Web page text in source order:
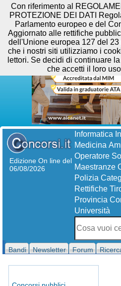
Edizione On line del
06/08/2026
Informatica
Medicina
Operatore
Maestranze
Polizia
Rettifiche
Provincia
Università
Bandi Newsletter Forum
Con riferimento al
PROTEZIONE DEI DATI
Parlamento europeo e del
Aggiornato alle rettifiche
dell'Unione europea 127 del
che i nostri siti utilizziamo i
lettori. Se decidi di continuare
che accetti il loro